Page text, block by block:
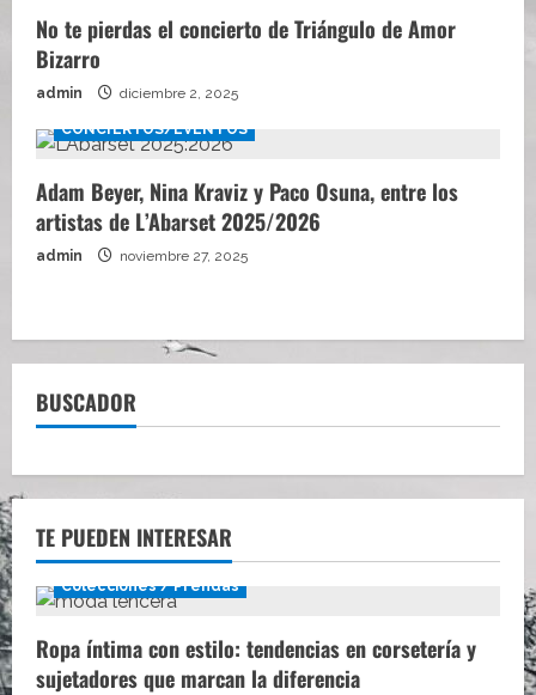
No te pierdas el concierto de Triángulo de Amor
Bizarro
admin diciembre 2, 2025
CONCIERTOS/EVENTOS
Adam Beyer, Nina Kraviz y Paco Osuna, entre los
artistas de L’Abarset 2025/2026
admin noviembre 27, 2025
BUSCADOR
TE PUEDEN INTERESAR
Colecciones / Prendas
Ropa íntima con estilo: tendencias en corsetería y
sujetadores que marcan la diferencia